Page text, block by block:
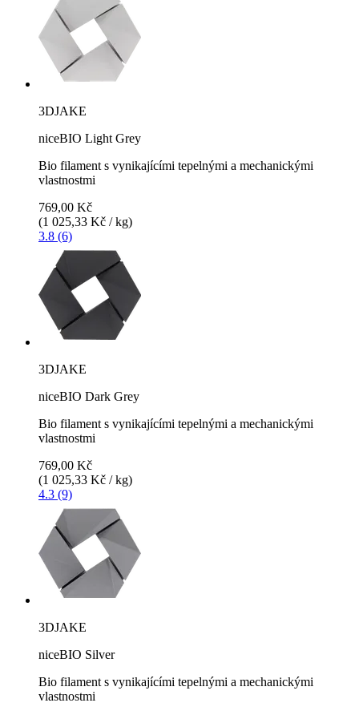
3DJAKE
niceBIO Light Grey
Bio filament s vynikajícími tepelnými a mechanickými
vlastnostmi
769,00 Kč
(1 025,33 Kč / kg)
3.8 (6)
3DJAKE
niceBIO Dark Grey
Bio filament s vynikajícími tepelnými a mechanickými
vlastnostmi
769,00 Kč
(1 025,33 Kč / kg)
4.3 (9)
3DJAKE
niceBIO Silver
Bio filament s vynikajícími tepelnými a mechanickými
vlastnostmi